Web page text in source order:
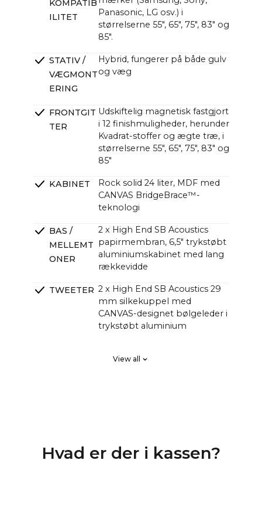
KOMPATIB
ILITET
Panasonic, LG osv.) i
størrelserne 55", 65", 75", 83" og
85".
STATIV /
VÆGMONT
ERING
Hybrid, fungerer på både gulv
og væg
FRONTGIT
TER
Udskiftelig magnetisk fastgjort
i 12 finishmuligheder, herunder
Kvadrat-stoffer og ægte træ, i
størrelserne 55", 65", 75", 83" og
85"
KABINET
Rock solid 24 liter, MDF med
CANVAS BridgeBrace™-
teknologi
BAS /
MELLEMT
ONER
2 x High End SB Acoustics
papirmembran, 6,5" trykstøbt
aluminiumskabinet med lang
rækkevidde
TWEETER 2 x High End SB Acoustics 29
mm silkekuppel med
CANVAS-designet bølgeleder i
trykstøbt aluminium
tab, høj præcision, lang
KERE
forstærkere med i alt 250
View all
Hvad er der i kassen?